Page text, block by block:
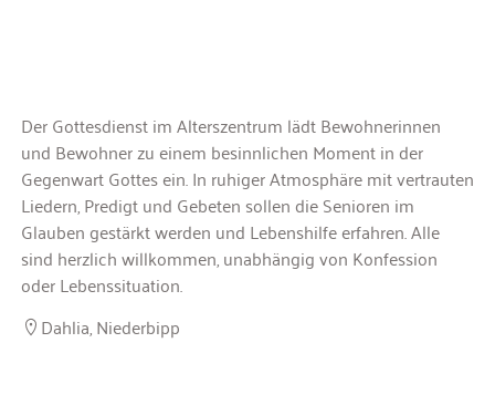
Der Gottesdienst im Alterszentrum lädt Bewohnerinnen
und Bewohner zu einem besinnlichen Moment in der
Gegenwart Gottes ein. In ruhiger Atmosphäre mit vertrauten
Liedern, Predigt und Gebeten sollen die Senioren im
Glauben gestärkt werden und Lebenshilfe erfahren. Alle
sind herzlich willkommen, unabhängig von Konfession
oder Lebenssituation.
Dahlia, Niederbipp